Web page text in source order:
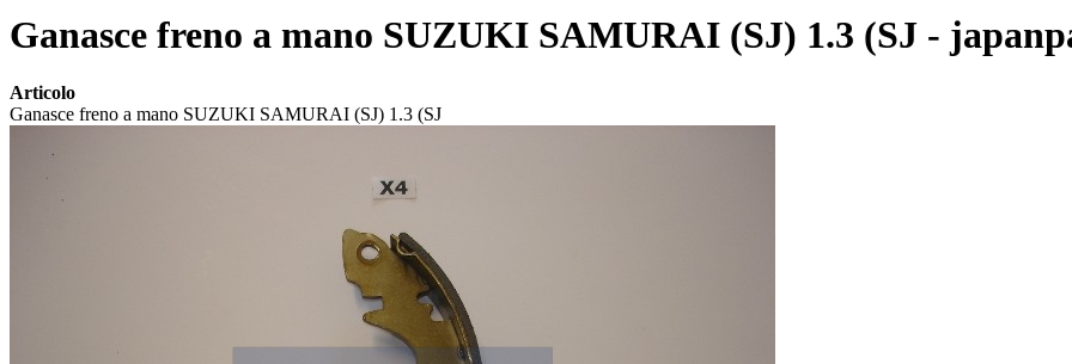
Ganasce freno a mano SUZUKI SAMURAI (SJ) 1.3 (SJ -
Articolo
Ganasce freno a mano SUZUKI SAMURAI (SJ) 1.3 (SJ